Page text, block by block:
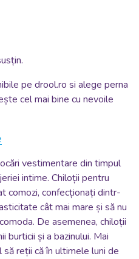
pe drool.ro si alege perna
cel mai bine cu nevoile
vestimentare din timpul
intime. Chiloții pentru
comozi, confecționați dintr-
cât mai mare și să nu
De asemenea, chiloții
burticii și a bazinului. Mai
reții că în ultimele luni de